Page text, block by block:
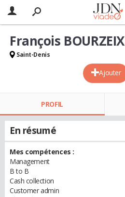
Ajouter
François BOURZEIX
Saint-Denis
PROFIL
En résumé
Mes compétences :
Management
B to B
Cash collection
Customer admin